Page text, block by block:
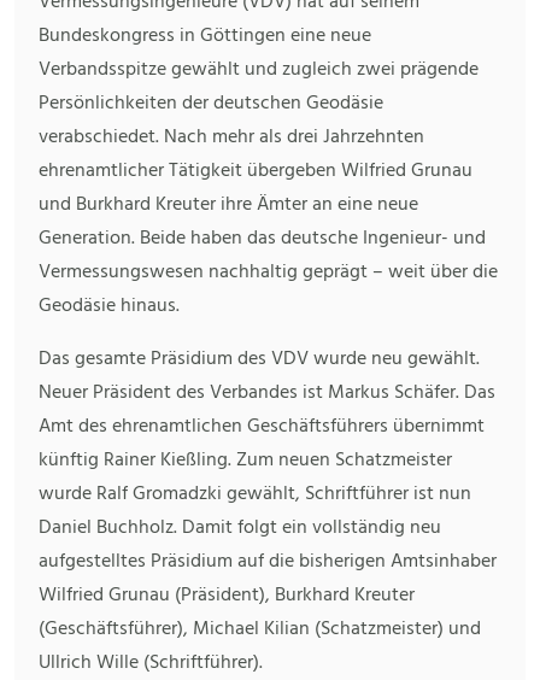
Bundeskongress in Göttingen eine neue
Verbandsspitze gewählt und zugleich zwei prägende
Persönlichkeiten der deutschen Geodäsie
verabschiedet. Nach mehr als drei Jahrzehnten
ehrenamtlicher Tätigkeit übergeben Wilfried Grunau
und Burkhard Kreuter ihre Ämter an eine neue
Generation. Beide haben das deutsche Ingenieur- und
Vermessungswesen nachhaltig geprägt – weit über die
Geodäsie hinaus.
Das gesamte Präsidium des VDV wurde neu gewählt.
Neuer Präsident des Verbandes ist Markus Schäfer. Das
Amt des ehrenamtlichen Geschäftsführers übernimmt
künftig Rainer Kießling. Zum neuen Schatzmeister
wurde Ralf Gromadzki gewählt, Schriftführer ist nun
Daniel Buchholz. Damit folgt ein vollständig neu
aufgestelltes Präsidium auf die bisherigen Amtsinhaber
Wilfried Grunau (Präsident), Burkhard Kreuter
(Geschäftsführer), Michael Kilian (Schatzmeister) und
Ullrich Wille (Schriftführer).